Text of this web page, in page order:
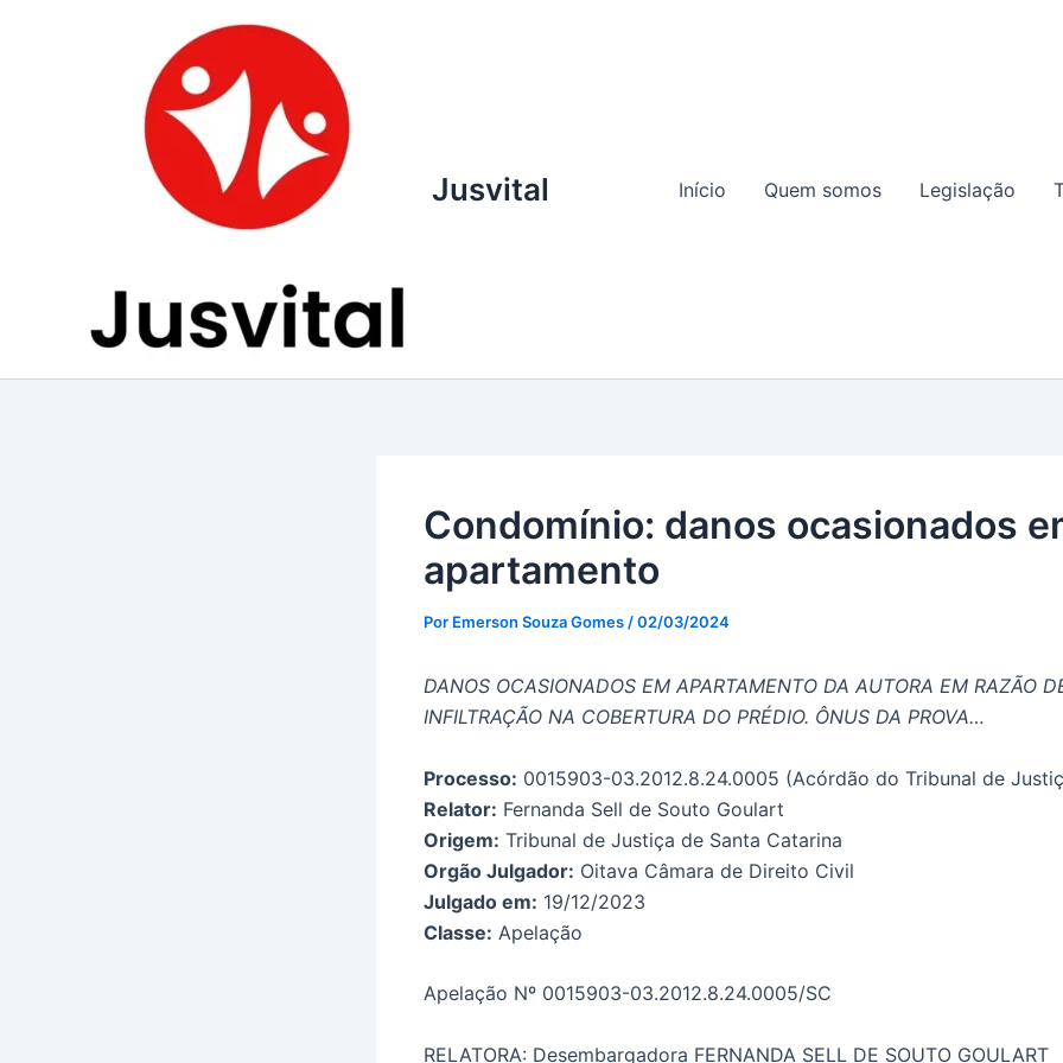
Jusvital Início Quem somos Legislação
Condomínio: danos ocasionados
apartamento
Por Emerson Souza Gomes /02/03/2024
DANOS OCASIONADOS EM APARTAMENTO DA AUTORA EM RAZÃO
INFILTRAÇÃO NA COBERTURA DO PRÉDIO. ÔNUS DA PROVA…
Processo: 0015903-03.2012.8.24.0005 (Acórdão do Tribunal de
Relator: Fernanda Sell de Souto Goulart
Origem: Tribunal de Justiça de Santa Catarina
Orgão Julgador: Oitava Câmara de Direito Civil
Julgado em: 19/12/2023
Classe: Apelação
Apelação Nº 0015903-03.2012.8.24.0005/SC
RELATORA: Desembargadora FERNANDA SELL DE SOUTO GOULART